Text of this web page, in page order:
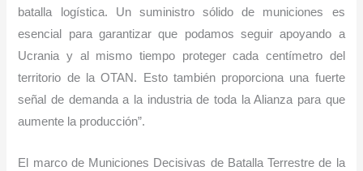
batalla logística. Un suministro sólido de municiones es
esencial para garantizar que podamos seguir apoyando a
Ucrania y al mismo tiempo proteger cada centímetro del
territorio de la OTAN. Esto también proporciona una fuerte
señal de demanda a la industria de toda la Alianza para que
aumente la producción”.
El marco de Municiones Decisivas de Batalla Terrestre de la